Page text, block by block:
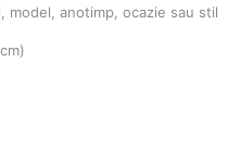
anotimp, ocazie sau stil